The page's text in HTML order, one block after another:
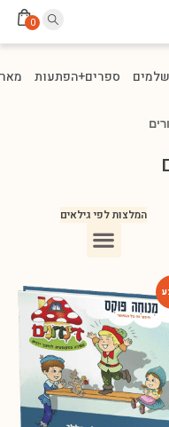
0
ספרים+הפתעות
המלצות לפי גילאים